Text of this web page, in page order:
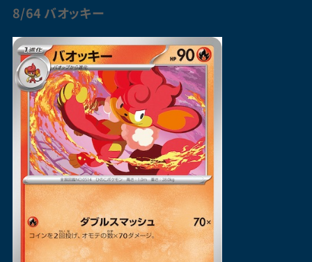
8/64 バオッキー